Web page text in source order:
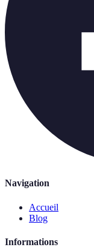
Navigation
Accueil
Blog
Informations